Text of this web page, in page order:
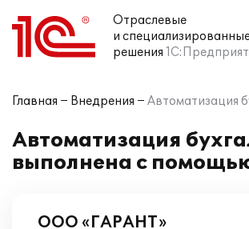
Отраслевые
и
решения
Главная Внедрения Автоматизация
Автоматизация
выполнена с
ООО «ГАРАНТ»